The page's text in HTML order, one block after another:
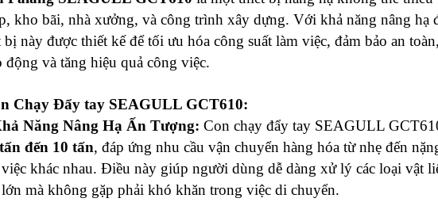
kho bãi, nhà xưởng, và công trình xây dựng. Với khả năng nâng hạ
bị này được thiết kế để tối ưu hóa công suất làm việc, đảm bảo an toàn,
và tăng hiệu quả công việc.
Chạy Đẩy tay SEAGULL GCT610:
Năng Nâng Hạ Ấn Tượng: Con chạy đẩy tay SEAGULL
đến 10 tấn, đáp ứng nhu cầu vận chuyển hàng hóa từ nhẹ đến
khác nhau. Điều này giúp người dùng dễ dàng xử lý các loại vật
mà không gặp phải khó khăn trong việc di chuyển.